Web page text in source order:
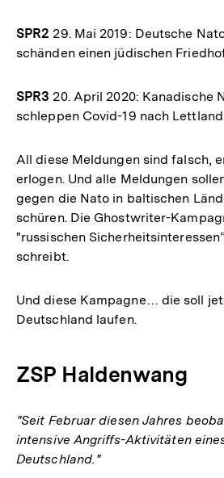
SPR2 29. Mai 2019: Deutsche
schänden einen jüdischen
SPR3 20. April 2020: Kanadische
schleppen Covid-19 nach
All diese Meldungen sind falsch,
erlogen. Und alle Meldungen
gegen die Nato in baltischen
schüren. Die Ghostwriter-
"russischen
schreibt.
Und diese Kampagne… die soll
Deutschland laufen.
ZSP Haldenwang
"Seit Februar diesen Jahres
intensive Angriffs-Aktivitäten
Deutschland."